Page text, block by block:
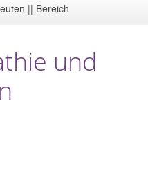
|| Bereich
und